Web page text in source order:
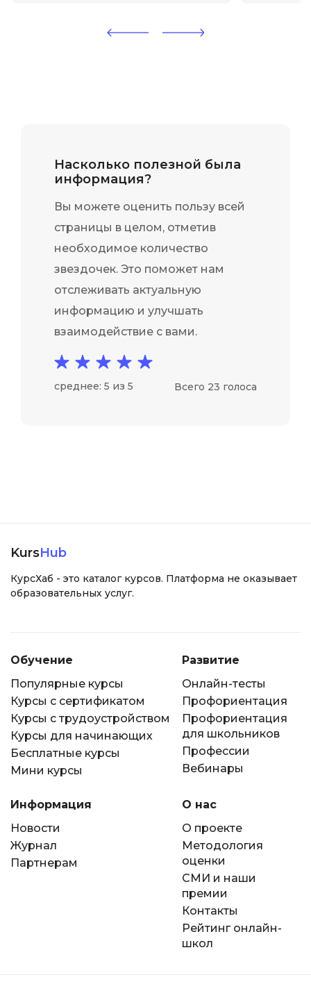
программа для мам. Приятно
Насколько полезной была
информация?
Вы можете оценить пользу всей
страницы в целом, отметив
необходимое количество
звездочек. Это поможет нам
отслеживать актуальную
информацию и улучшать
взаимодействие с вами.
среднее: 5 из 5 Всего 23 голоса
KursHub
КурсХаб - это каталог курсов. Платформа не оказывает
образовательных услуг.
Обучение
Популярные курсы
Курсы с сертификатом
Курсы с трудоустройством
Курсы для начинающих
Бесплатные курсы
Мини курсы
Развитие
Онлайн-тесты
Профориентация
Профориентация
для школьников
Профессии
Вебинары
Информация
Новости
Журнал
Партнерам
О нас
О проекте
Методология
оценки
СМИ и наши
премии
Контакты
Рейтинг онлайн-
школ